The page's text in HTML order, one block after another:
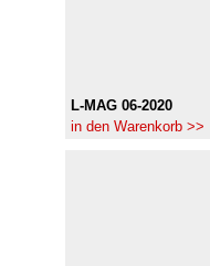
L-MAG 06-2020
in den Warenkorb >>